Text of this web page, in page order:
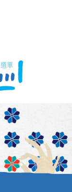
選單